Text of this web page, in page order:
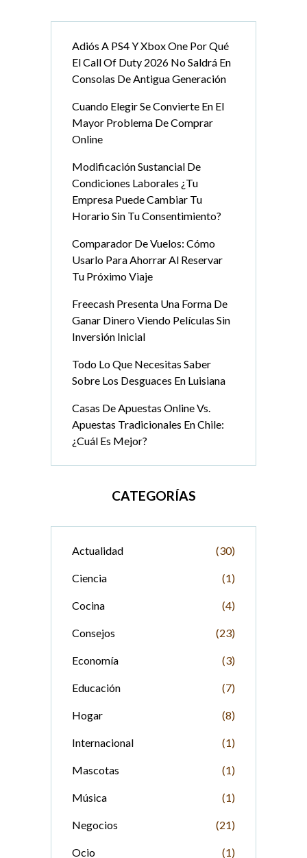
Adiós A PS4 Y Xbox One Por Qué
El Call Of Duty 2026 No Saldrá En
Consolas De Antigua Generación
Cuando Elegir Se Convierte En El
Mayor Problema De Comprar
Online
Modificación Sustancial De
Condiciones Laborales ¿Tu
Empresa Puede Cambiar Tu
Horario Sin Tu Consentimiento?
Comparador De Vuelos: Cómo
Usarlo Para Ahorrar Al Reservar
Tu Próximo Viaje
Freecash Presenta Una Forma De
Ganar Dinero Viendo Películas Sin
Inversión Inicial
Todo Lo Que Necesitas Saber
Sobre Los Desguaces En Luisiana
Casas De Apuestas Online Vs.
Apuestas Tradicionales En Chile:
¿Cuál Es Mejor?
CATEGORÍAS
Actualidad (30)
Ciencia (1)
Cocina (4)
Consejos (23)
Economía (3)
Educación (7)
Hogar (8)
Internacional (1)
Mascotas (1)
Música (1)
Negocios (21)
Ocio (1)